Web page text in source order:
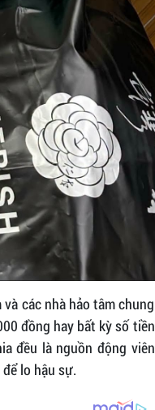
các nhà hảo tâm chung
đồng hay bất kỳ số tiền
đều là nguồn động viên
lo hậu sự.